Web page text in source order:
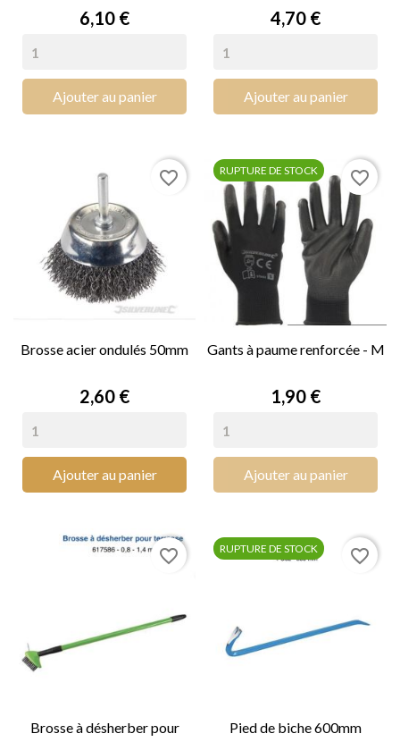
Prix
6,10 €
Ajouter au panier
Prix
4,70 €
Ajouter au panier
Brosse acier ondulés 50mm
Prix
2,60 €
Ajouter au panier
favorite_border
Gants à paume renforcée - M
Prix
1,90 €
Ajouter au panier
RUPTURE DE STOCK favorite_border
Brosse à désherber pour
favorite_border
Pied de biche 600mm
RUPTURE DE STOCK favorite_border